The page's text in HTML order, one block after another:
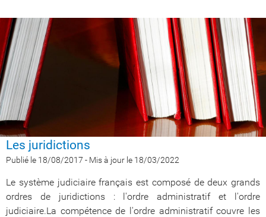
Les juridictions
Publié le 18/08/2017 - Mis à jour le 18/03/2022
Le système judiciaire français est composé de deux grands
ordres de juridictions : l'ordre administratif et l'ordre
judiciaire.La compétence de l'ordre administratif couvre les